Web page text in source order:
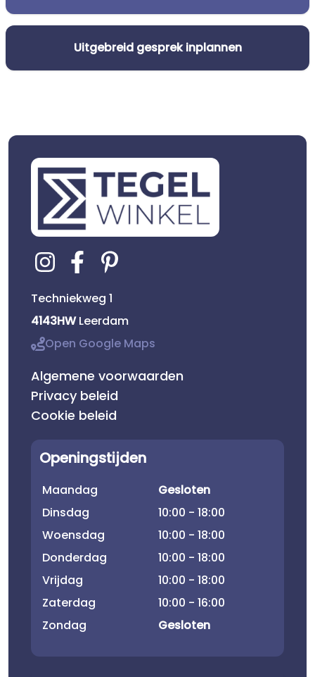
Uitgebreid gesprek inplannen
Techniekweg 1
4143HWLeerdam
Open Google Maps
Algemene voorwaarden
Privacy beleid
Cookie beleid
Openingstijden
Maandag
Gesloten
Dinsdag
10:00 - 18:00
Woensdag
10:00 - 18:00
Donderdag
10:00 - 18:00
Vrijdag
10:00 - 18:00
Zaterdag
10:00 - 16:00
Zondag
Gesloten